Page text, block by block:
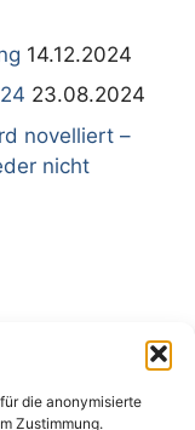
die anonymisierte
Zustimmung.
14.12.2024
23.08.2024
novelliert –
nicht